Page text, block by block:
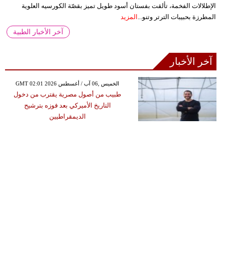
الإطلالات الفخمة، تألقت بفستان أسود طويل تميز بقصّة الكورسيه العلوية
المطرزة بحبيبات الترتر وتنو... المزيد
آخر الأخبار الطبية
آخر الأخبار
GMT 02:01 2026 الخميس ,06 آب / أغسطس
طبيب من أصول مصرية يقترب من دخول
التاريخ الأميركي بعد فوزه بترشيح
الديمقراطيين